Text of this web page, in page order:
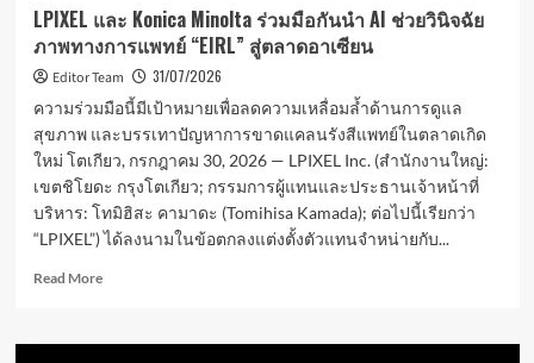
เชีย
ล
เซ
รัม
สู่
ตลาด
โลก
LPIXEL และ Konica Minolta ร่วมมือกันนำ AI ช่วยวินิจฉัย
ภาพทางการแพทย์ “EIRL” สู่ตลาดอาเซียน
Editor Team
31/07/2026
ความร่วมมือนี้มีเป้าหมายเพื่อลดความเหลื่อมล้ำด้านการดูแล
สุขภาพ และบรรเทาปัญหาการขาดแคลนรังสีแพทย์ในตลาดเกิด
ใหม่ โตเกียว, กรกฎาคม 30, 2026 — LPIXEL Inc. (สำนักงานใหญ่:
เขตชิโยดะ กรุงโตเกียว; กรรมการผู้แทนและประธานเจ้าหน้าที่
บริหาร: โทมิฮิสะ คามาดะ (Tomihisa Kamada); ต่อไปนี้เรียกว่า
“LPIXEL”) ได้ลงนามในข้อตกลงแต่งตั้งตัวแทนจำหน่ายกับ...
Read MoreRead
LPIXEL